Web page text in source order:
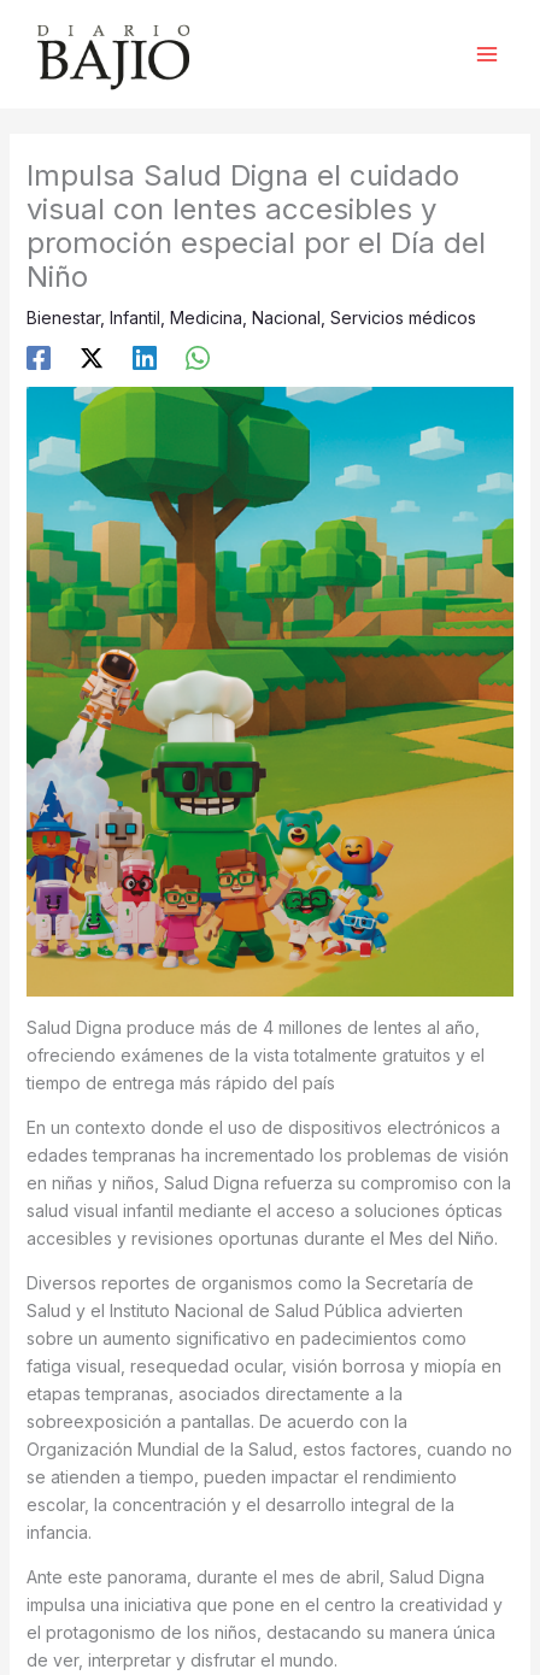
contenido
Impulsa Salud Digna el cuidado
visual con lentes accesibles y
promoción especial por el Día del
Niño
Bienestar, Infantil Medicina Nacional Servicios médicos
Salud Digna produce más de 4 millones de lentes al año,
ofreciendo exámenes de la vista totalmente gratuitos y el
tiempo de entrega más rápido del país
En un contexto donde el uso de dispositivos electrónicos a
edades tempranas ha incrementado los problemas de visión
en niñas y niños, Salud Digna refuerza su compromiso con la
salud visual infantil mediante el acceso a soluciones ópticas
accesibles y revisiones oportunas durante el Mes del Niño.
Diversos reportes de organismos como la Secretaría de
Salud y el Instituto Nacional de Salud Pública advierten
sobre un aumento significativo en padecimientos como
fatiga visual, resequedad ocular, visión borrosa y miopía en
etapas tempranas, asociados directamente a la
sobreexposición a pantallas. De acuerdo con la
Organización Mundial de la Salud, estos factores, cuando no
se atienden a tiempo, pueden impactar el rendimiento
escolar, la concentración y el desarrollo integral de la
infancia.
Ante este panorama, durante el mes de abril, Salud Digna
impulsa una iniciativa que pone en el centro la creatividad y
el protagonismo de los niños, destacando su manera única
de ver, interpretar y disfrutar el mundo.